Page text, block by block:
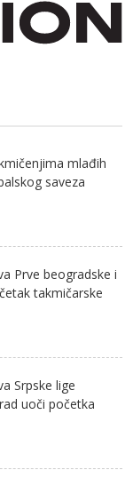
mlađih
saveza
Prve beogradske i
takmičarske
Srpske lige
uoči početka